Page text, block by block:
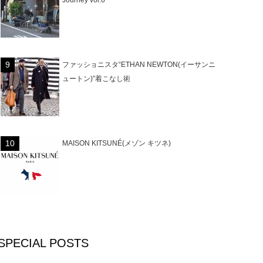
ファッショニスタ“ETHAN NEWTON(イーサンニ
ュートン)”着こなし術
MAISON KITSUNÉ(メゾン キツネ)
POSTS